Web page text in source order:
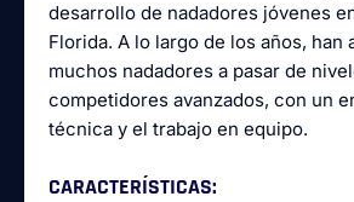
desarrollo de nadadores jóvenes
Florida. A lo largo de los años, han
muchos nadadores a pasar de
competidores avanzados, con un
técnica y el trabajo en equipo.
CARACTERÍSTICAS: